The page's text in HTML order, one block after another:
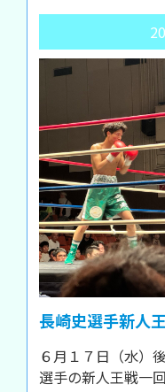
長崎史選手新人
６月１７日（水）
選手の新人王戦一